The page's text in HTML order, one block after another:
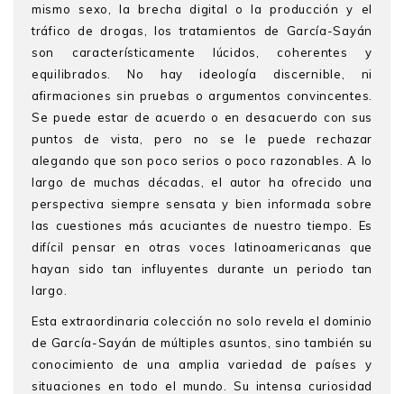
mismo sexo, la brecha digital o la producción y el
tráfico de drogas, los tratamientos de García-Sayán
son característicamente lúcidos, coherentes y
equilibrados. No hay ideología discernible, ni
afirmaciones sin pruebas o argumentos convincentes.
Se puede estar de acuerdo o en desacuerdo con sus
puntos de vista, pero no se le puede rechazar
alegando que son poco serios o poco razonables. A lo
largo de muchas décadas, el autor ha ofrecido una
perspectiva siempre sensata y bien informada sobre
las cuestiones más acuciantes de nuestro tiempo. Es
difícil pensar en otras voces latinoamericanas que
hayan sido tan influyentes durante un periodo tan
largo.
Esta extraordinaria colección no solo revela el dominio
de García-Sayán de múltiples asuntos, sino también su
conocimiento de una amplia variedad de países y
situaciones en todo el mundo. Su intensa curiosidad